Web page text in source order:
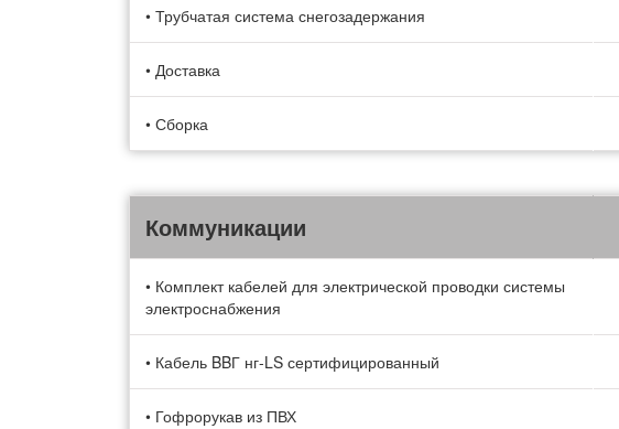
• Трубчатая система снегозадержания
• Доставка
• Сборка
Коммуникации
• Комплект кабелей для электрической проводки системы
электроснабжения
• Кабель BBГ нг-LS сертифицированный
• Гофрорукав из ПВХ